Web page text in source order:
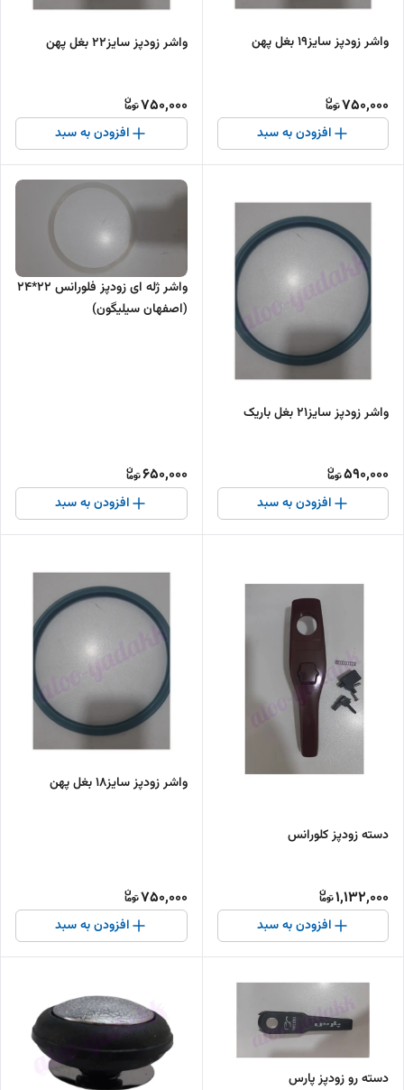
واشر زودپز سایز۱۹ بغل پهن
750,000
افزودن به سبد
واشر زودپز سایز۲۲ بغل پهن
750,000
افزودن به سبد
واشر زودپز سایز۲۱ بغل باریک
590,000
افزودن به سبد
واشر ژله ای زودپز فلورانس ۲۲*۲۴
(اصفهان سیلیگون)
650,000
افزودن به سبد
دسته زودپز کلورانس
1,132,000
افزودن به سبد
واشر زودپز سایز۱۸ بغل پهن
750,000
افزودن به سبد
دسته رو زودپز پارس